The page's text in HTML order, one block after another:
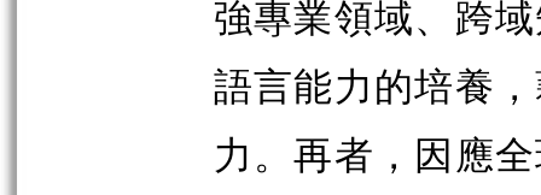
強專業領域、跨
語言能力的培養
力。再者，因應